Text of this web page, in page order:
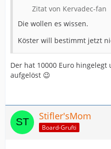
Zitat von Kervadec-fan
Die wollen es wissen.
Köster will bestimmt jetzt
Der hat 10000 Euro
aufgelöst 😉
Stifler'sMom
Board-Grufti